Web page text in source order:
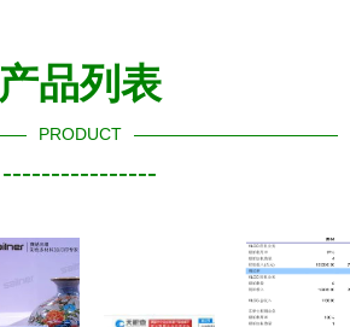
产品列表
PRODUCT
----------------